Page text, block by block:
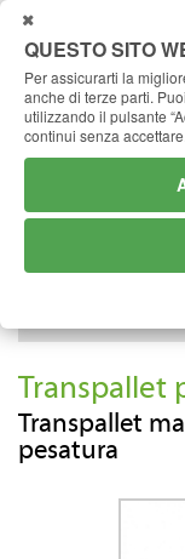
Quale prodotto
Transpallet
Transpallet
pesatura
QUESTO SITO
Per assicurarti la
anche di terze parti.
utilizzando il pulsante
continui senza accettare.
CHIUDI